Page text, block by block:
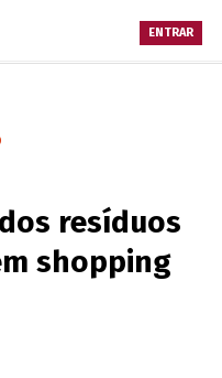
ENTRAR
resíduos
shopping